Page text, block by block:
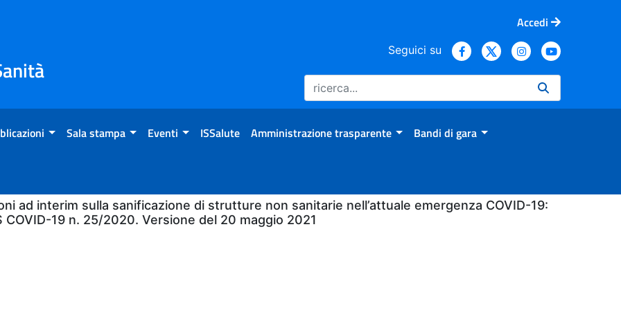
Accedi
Seguici su
Sala stampa Eventi ISSalute Amministrazione trasparente Bandi di gara
ad interim sulla sanificazione di strutture non sanitarie nell’attuale emergenza COVID-19:
19 n. 25/2020. Versione del 20 maggio 2021